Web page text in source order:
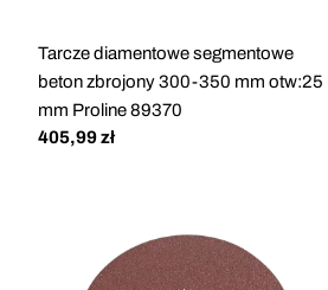
Tarcze diamentowe segmentowe
beton zbrojony 300-350 mm otw:25
mm Proline 89370
Cena
405,99 zł